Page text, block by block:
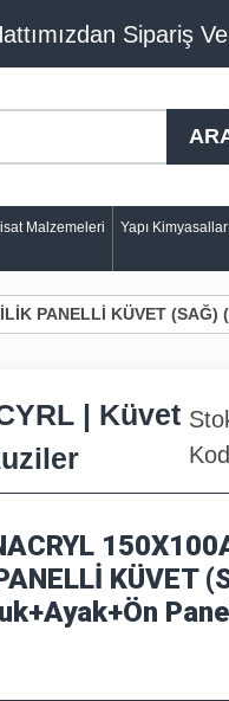
Sipariş
Malzemeleri Yapı
PANELLİ KÜVET
| Küvet
KÜVET